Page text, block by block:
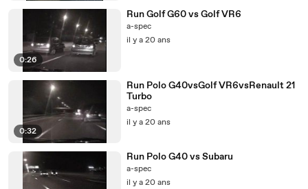
0:26
Run Golf G60 vs Golf VR6
a-spec
il y a 20 ans
0:32
Run Polo G40vsGolf VR6vsRenault 21
Turbo
a-spec
il y a 20 ans
Run Polo G40 vs Subaru
a-spec
il y a 20 ans